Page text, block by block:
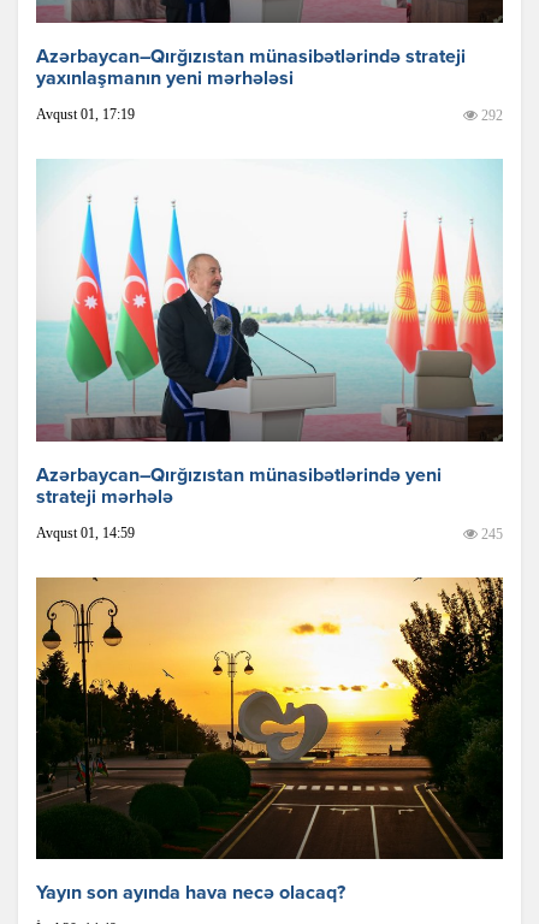
Azərbaycan–Qırğızıstan münasibətlərində strateji
yaxınlaşmanın yeni mərhələsi
Avqust 01, 17:19 292
Azərbaycan–Qırğızıstan münasibətlərində yeni
strateji mərhələ
Avqust 01, 14:59 245
Yayın son ayında hava necə olacaq?